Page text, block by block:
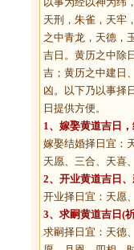
天刑，朱雀，天
之中青龙，天德，
吉日。黄历之中除
吉；黄历之中建日
凶。以下乃以事择
日提供方便。
1、 嫁娶黄道吉日
嫁娶结婚择日宜：
天愿、三合、天喜
2、 开业黄道吉日
开业择日宜：天愿
3、 求嗣黄道吉日 (
求嗣择日宜：天德